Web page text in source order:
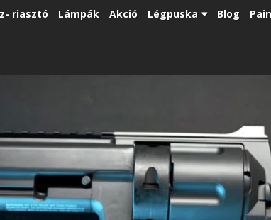
riasztó Lámpák Akció Légpuska Blog